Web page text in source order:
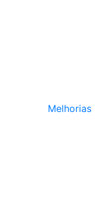
Melhorias